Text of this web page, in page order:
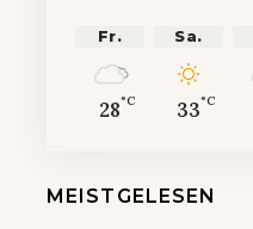
Fr.
28°C
Sa.
33°C
MEISTGELESEN